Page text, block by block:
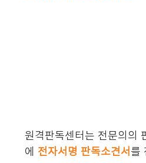
원격판독센터는 전문의의
에 전자서명 판독소견서를